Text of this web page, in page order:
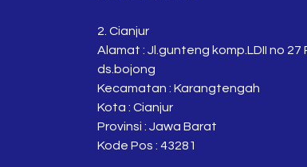
2. Cianjur
Alamat : Jl.gunteng komp.LDII no 27
ds.bojong
Kecamatan : Karangtengah
Kota : Cianjur
Provinsi : Jawa Barat
Kode Pos : 43281